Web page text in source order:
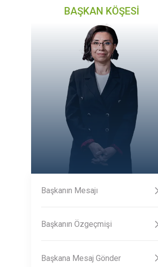
BAŞKAN KÖŞESİ
Başkanın Mesajı
Başkanın Özgeçmişi
Başkana Mesaj Gönder